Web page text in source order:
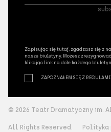
Zapisując się tutaj, zgadzasz się z
nasze biuletyny. Możesz
klikając link na dole każdego
ZAPOZNAŁEM SIĘ Z
© 2026 Teatr Dramatyczny im.
All Rights Reserved. Polityka